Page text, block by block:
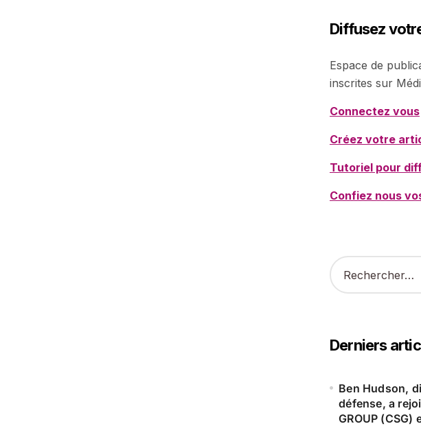
Diffusez
Espace de
inscrites sur
Connectez vous
Créez votre
Tutoriel pour
Confiez nous
R
e
r
c
e
Derniers
Ben Hudson,
défense, a
GROUP